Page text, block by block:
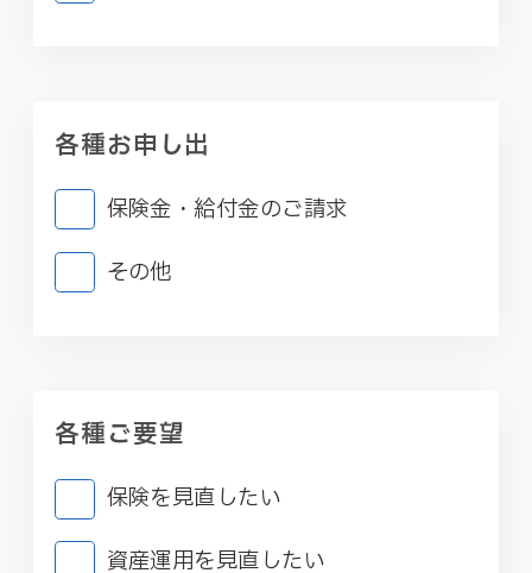
各種お申し出
保険金・給付金のご請求
その他
各種ご要望
保険を見直したい
資産運用を見直したい